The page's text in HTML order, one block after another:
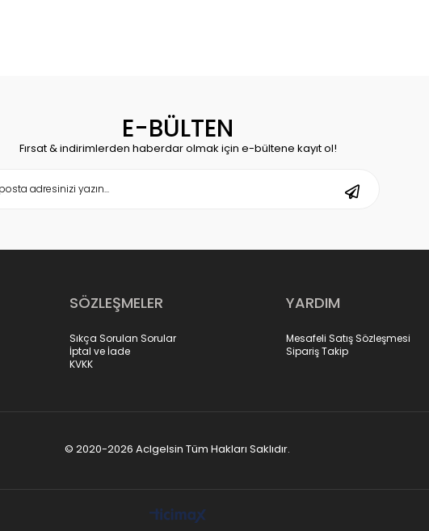
E-BÜLTEN
Fırsat & indirimlerden haberdar olmak için e-bültene kayıt ol!
SÖZLEŞMELER
Sıkça Sorulan Sorular
İptal ve İade
KVKK
YARDIM
Mesafeli Satış Sözleşmesi
Sipariş Takip
© 2020-2026 Aclgelsin Tüm Hakları Saklıdır.